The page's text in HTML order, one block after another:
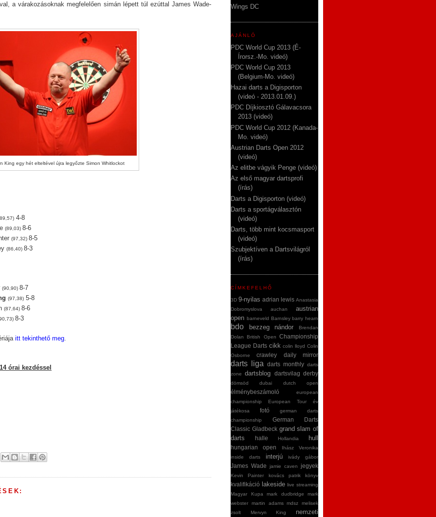
a várakozásoknak megfelelően simán lépett túl ezúttal James Wade-
King egy hét elteltével újra legyőzte Simon Whitlockot
4-8
(89,03) 8-6
(97,32) 8-5
(86,40) 8-3
(90,90) 8-7
(97,38) 5-8
(87,64) 8-6
8-3
itt tekinthető meg
órai kezdéssel
Wings DC
AJÁNLÓ
PDC World Cup 2013 (É-
Írorsz.-Mo. videó)
PDC World Cup 2013
(Belgium-Mo. videó)
Hazai darts a Digisporton
(videó - 2013.01.09.)
PDC Díjkiosztó Gálavacsora
2013 (videó)
PDC World Cup 2012 (Kanada-
Mo. videó)
Austrian Darts Open 2012
(videó)
Az elitbe vágyik Penge (videó)
Az első magyar dartsprofi
(írás)
Darts a Digisporton (videó)
Darts a sportágválasztón
(videó)
Darts, több mint kocsmasport
(videó)
Szubjektíven a Dartsvilágról
(írás)
CÍMKEFELHŐ
3D 9-nyilas adrian lewis Anastasia
Dobromyslova
auchan
austrian
open barneveld Barnsley barry hearn
bdo bezzeg nándor
Brendan
Dolan
British Open
Championship
League Darts cikk colin lloyd Colin
Osborne
crawley daily mirror
darts liga darts monthly darts
zone
dartsblog dartsvilag derby
dömsöd dubai dutch open
élménybeszámoló
european
championship
European Tour
év
játékosa
fotó
german darts
championship
German Darts
Classic Gladbeck grand slam of
darts
halle Hollandia hull
hungarian open
Ihász Veronika
inside darts
interjú ivády gábor
James Wade jamie caven jegyek
Kevin Painter kovács patrik könyv
kvalifikáció lakeside live streaming
Magyar Kupa
mark dudbridge
mark
webster
martin adams mdsz
melisek
zsolt
Mervyn King
nemzeti